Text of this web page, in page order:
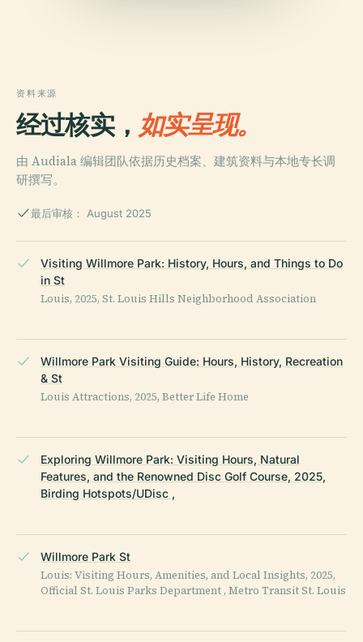
资料来源
经过核实， 如实呈现。
由 Audiala 编辑团队依据历史档案、建筑资料与本地专长调
研撰写。
最后审核： August 2025
Visiting Willmore Park: History, Hours, and Things to Do
in St
Louis, 2025, St. Louis Hills Neighborhood Association
Willmore Park Visiting Guide: Hours, History, Recreation
& St
Louis Attractions, 2025, Better Life Home
Exploring Willmore Park: Visiting Hours, Natural
Features, and the Renowned Disc Golf Course, 2025,
Birding Hotspots/UDisc ,
Willmore Park St
Louis: Visiting Hours, Amenities, and Local Insights, 2025,
Official St. Louis Parks Department , Metro Transit St. Louis